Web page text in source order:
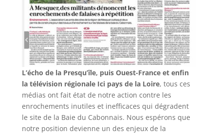
L’écho de la Presqu’île, puis Ouest-France et enfin
la télévision régionale Ici pays de la Loire, tous ces
médias ont fait état de notre action contre les
enrochements inutiles et inefficaces qui dégradent
le site de la Baie du Cabonnais. Nous espérons que
notre position devienne un des enjeux de la